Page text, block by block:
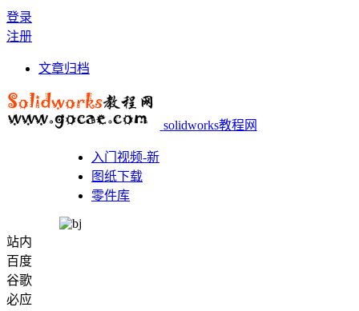
登录
注册
文章归档
solidworks教程网
入门视频-新
图纸下载
零件库
站内
百度
谷歌
必应